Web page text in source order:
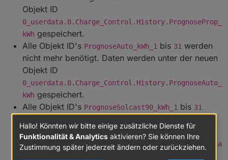
Objekt ID
0_userdata.0.Charge_Control.History.PrognoseProp_
kWh gespeichert.
Alle Objekt ID's PrognoseAuto_kWh_1 bis 31 werden
nicht mehr benötigt. Daten werden unter der neuen
Objekt ID
0_userdata.0.Charge_Control.History.PrognoseAuto_
kWh gespeichert.
Alle Objekt ID's PrognoseSolcast90_kWh_1 bis 31
der neuen Objekt ID
0_userdata.0.Charge_Control.History.PrognoseSolca
Hallo! Könnten wir bitte einige zusätzliche Dienste für
Funktionalität & Analytics aktivieren? Sie können Ihre
Zustimmung später jederzeit ändern oder zurückziehen.